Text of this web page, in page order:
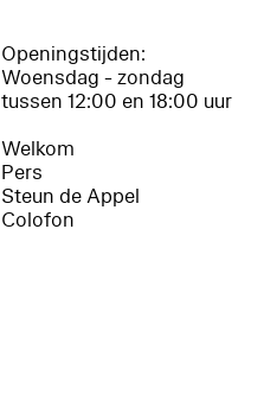
Openingstijden:
Woensdag - zondag
tussen 12:00 en 18:00 uur
Welkom
Pers
Steun de Appel
Colofon